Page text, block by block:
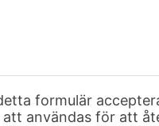
formulär
användas för att